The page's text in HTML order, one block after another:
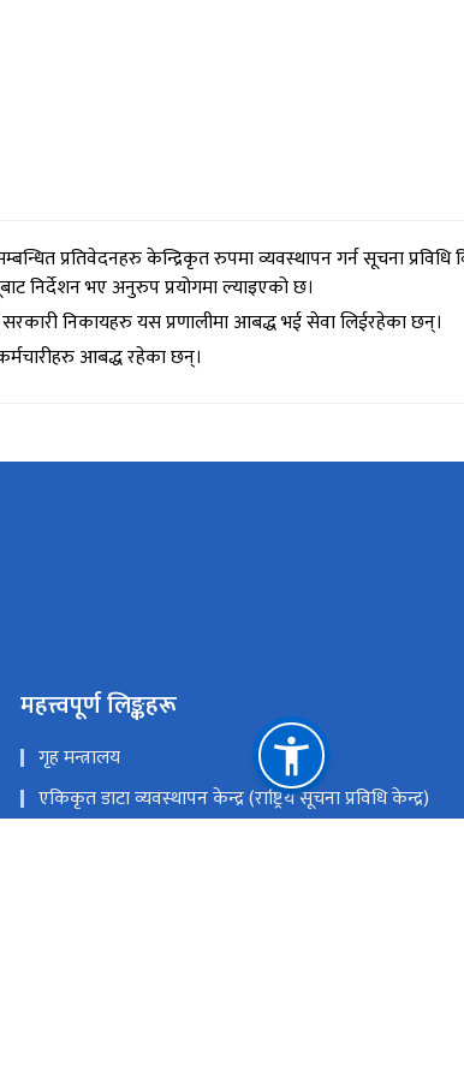
प्रतिवेदनहरु केन्द्रिकृत रुपमा व्यवस्थापन गर्न सूचना प्रविधि
निर्देशन भए अनुरुप प्रयोगमा ल्याइएको छ।
सरकारी निकायहरु यस प्रणालीमा आबद्ध भई सेवा लिईरहेका छन्।
आबद्ध रहेका छन्।
महत्त्वपूर्ण लिङ्कहरू
गृह मन्त्रालय
एकिकृत डाटा व्यवस्थापन केन्द्र (राष्ट्रिय सूचना प्रविधि केन्द्र)